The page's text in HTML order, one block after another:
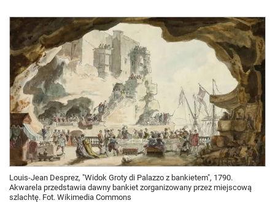
Louis-Jean Desprez, "Widok Groty di Palazzo z bankietem", 1790.
Akwarela przedstawia dawny bankiet zorganizowany przez miejscową
szlachtę. Fot. Wikimedia Commons